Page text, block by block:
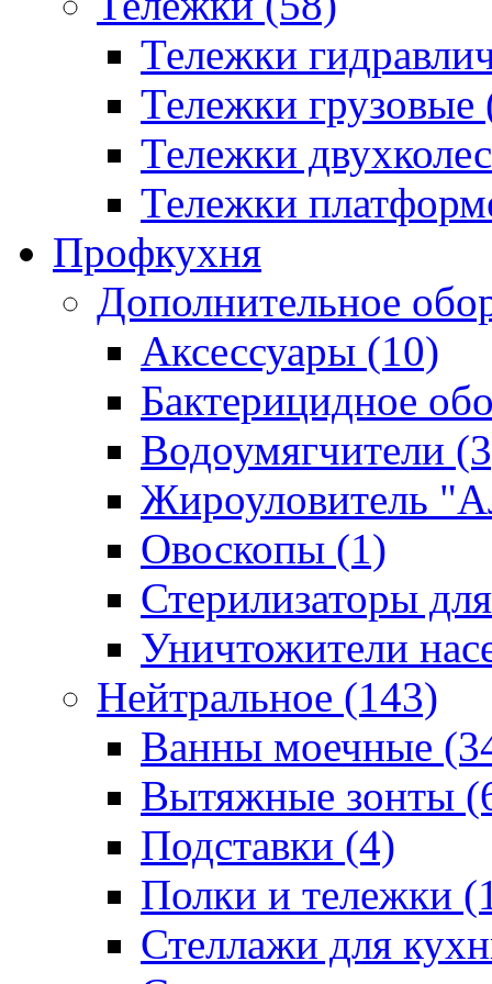
Тележки
Тележки грузовые
Тележки
Тележки
Профкухня
Дополнительное
Аксессуары (10)
Бактерицидное
Водоумягчители
Жироуловитель
Овоскопы (1)
Стерилизаторы
Уничтожители
Нейтральное (143)
Ванны моечные
Вытяжные зонты
Подставки (4)
Полки и тележки
Стеллажи для